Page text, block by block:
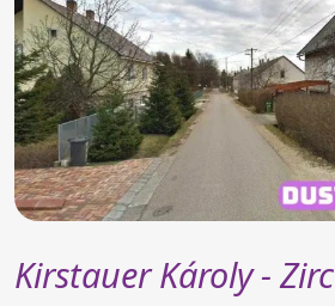
Kirstauer Károly - Zirc